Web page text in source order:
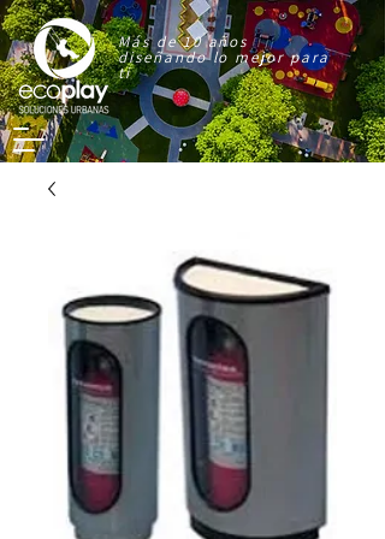
Más de 10 años
diseñando lo mejor para
ti